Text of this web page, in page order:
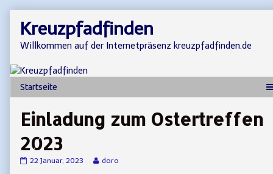
content
Kreuzpfadfinden
Willkommen auf der Internetpräsenz kreuzpfadfinden.de
Einladung zum Ostertreffen
2023
Einladung
22 Januar, 2023
Read
doro